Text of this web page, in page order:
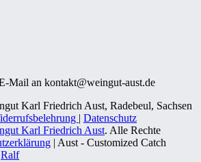
Mail an kontakt@weingut-aust.de
Karl Friedrich Aust, Radebeul, Sachsen
| Datenschutz
Karl Friedrich Aust. Alle Rechte
| Aust - Customized Catch
Ralf